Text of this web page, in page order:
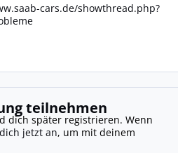
cars.de/showthread.php?
teilnehmen
dich später registrieren. Wenn
jetzt an, um mit deinem